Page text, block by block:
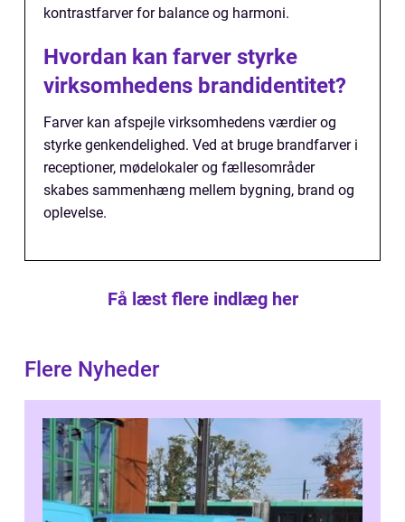
kontrastfarver for balance og harmoni.
Hvordan kan farver styrke
virksomhedens brandidentitet?
Farver kan afspejle virksomhedens værdier og
styrke genkendelighed. Ved at bruge brandfarver i
receptioner, mødelokaler og fællesområder
skabes sammenhæng mellem bygning, brand og
oplevelse.
Få læst flere indlæg her
Flere Nyheder